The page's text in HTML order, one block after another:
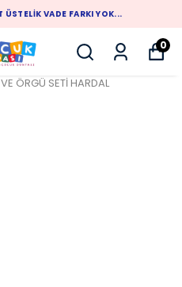
VADE FARKI YOK...
0
ÖRGÜ SETİ HARDAL